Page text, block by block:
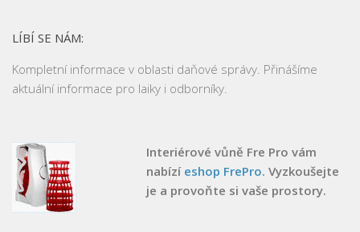
LÍBÍ SE NÁM:
Kompletní informace v oblasti daňové správy. Přinášíme
aktuální informace pro laiky i odborníky.
Interiérové vůně Fre Pro vám
nabízí eshop FrePro. Vyzkoušejte
je a provoňte si vaše prostory.